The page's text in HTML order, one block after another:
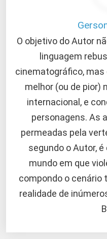
O objetivo do Autor
linguagem
cinematográfico, mas
melhor (ou de pior)
internacional, e
personagens. As
permeadas pela
segundo o Autor,
mundo em que
compondo o cenário
realidade de